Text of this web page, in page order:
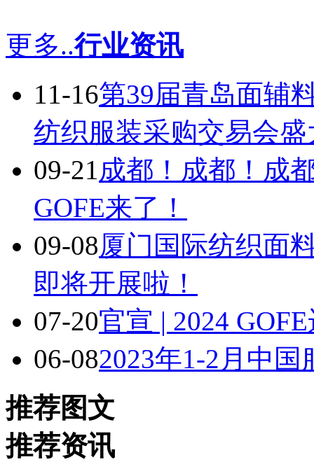
更多..行业资讯
11-16第39届青岛面辅
纺织服装采购交易会
09-21成都！成都！成
GOFE来了！
09-08厦门国际纺织面
即将开展啦！
07-20官宣 | 2024
06-082023年1-2月中
推荐图文
推荐资讯